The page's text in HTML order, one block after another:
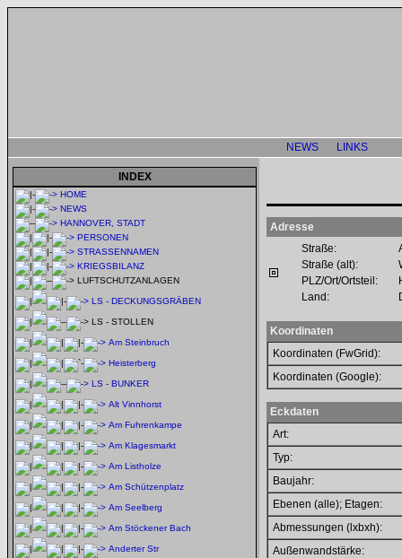
NEWS LINKS
INDEX
HOME
NEWS
HANNOVER, STADT
PERSONEN
STRASSENNAMEN
KRIEGSBILANZ
LUFTSCHUTZANLAGEN
LS - DECKUNGSGRÄBEN
LS - STOLLEN
Am Steinbruch
Heisterberg
LS - BUNKER
Alt Vinnhorst
Am Fuhrenkampe
Am Klagesmarkt
Am Listholze
Am Schützenplatz
Am Seelberg
Am Stöckener Bach
Anderter Str
Adresse
Straße:
Straße (alt):
PLZ/Ort/Ortsteil:
Land:
Koordinaten
Koordinaten (FwGrid):
Koordinaten (Google):
Eckdaten
Art:
Typ:
Baujahr:
Ebenen (alle); Etagen:
Abmessungen (lxbxh):
Außenwandstärke: